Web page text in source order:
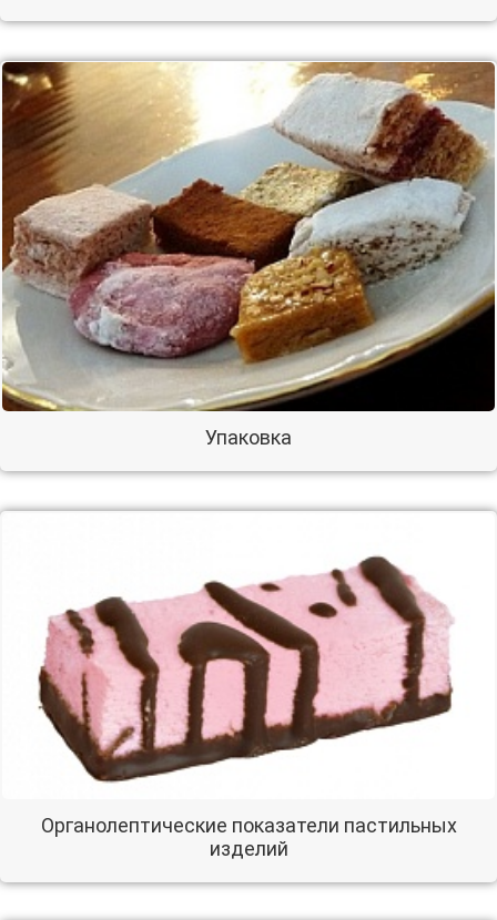
Упаковка
Органолептические показатели пастильных
изделий